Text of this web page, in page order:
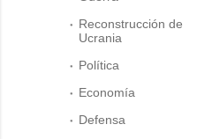
Reconstrucción de
Ucrania
Política
Economía
Defensa